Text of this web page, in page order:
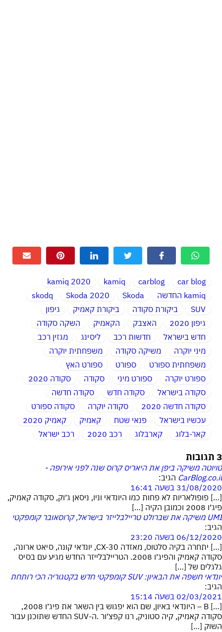
car blog
carblog
kamiq
kamiq 2020
kamiq החדשה
Skoda
Skoda 2020
skodq
SUV
ביקורת סקודה ביקורת קאמיק
גיפון
גיפון 2020
האצבק הקאמיק
השקה סקודה
חדש בישראל
חדשות רכב ליסינג
מגזין רכב
מיני יוקרה
משיקה סקודה
משפחתית יוקרה
משפחתית ספורט
ספורט
ספורט האץ
ספורט יוקרה
ספורט מיני סקודה
סקודה 2020
סקודה בישראל
סקודה חדש
סקודה חדשה
סקודה חדשה 2020
סקודה יוקרה
סקודה ספורט
עכשיו בישראל
פנאי שטח קאמיק
קאמיק 2020
קאר-בלוג
קארבלוג רכב 2020 רכב ישראל
3 תגובות
טויוטה משיקה ביפן את היאריס קרוס שנה לפני אירופה -
CarBlog.co.il הגיב:
31/08/2020 בשעה 16:41
[…] פופולאריות לא פחות כמו היונדאי וניו, ניסאן ג׳וק, סקודה קאמיק,
פיג׳ו 2008 וכמובן הקיה […]
UMI משיקה את שברולט טריילבלייזר בישראל, קרוסאובר קומפקטי
הגיב:
06/12/2020 בשעה 23:20
[…] יתחרה בקיה סלטוס, מאזדה CX-30, יונדאי קונה, סיאט ארונה,
סקודה קאמיק והפיג׳ו 2008. הטריילבלייזר החדש מגיע עם בסיס
גלגלים של […]
יונדאי חשפה את הבאיון: SUV קומפקטי חדש בקטגוריה הכי רותחת
הגיב:
02/03/2021 בשעה 15:14
[…] B – היונדאי באיון, שם הוא יפגוש בין השאר את פיג׳ו 2008,
סקודה קאמיק, קיה סטוניק, רנו קפצ׳ור .ה-SUV החדש שתוכנן עבור
השוק […]